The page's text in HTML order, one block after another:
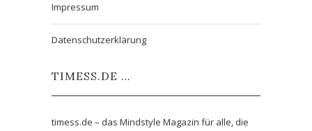
Impressum
Datenschutzerklärung
TIMESS.DE …
timess.de – das Mindstyle Magazin für alle, die